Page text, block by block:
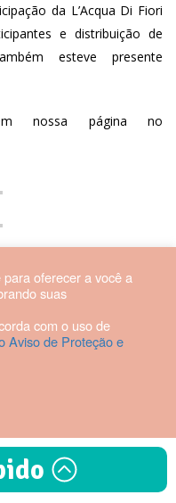
da L’Acqua Di Fiori
e distribuição de
esteve presente
nossa página no
oferecer a você a
suas
com o uso de
Aviso de Proteção e